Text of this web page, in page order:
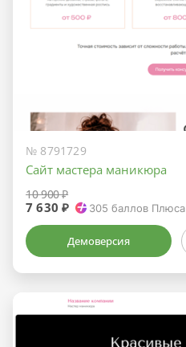
№ 8791729
Сайт мастера маникюра
10 900 ₽
7 630 ₽ 305 баллов Плюса
Демоверсия